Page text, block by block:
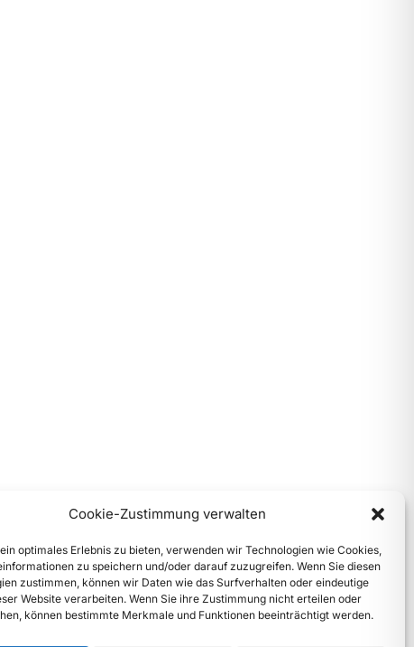
Cookie-Zustimmung verwalten
optimales Erlebnis zu bieten, verwenden wir Technologien wie Cookies,
zu speichern und/oder darauf zuzugreifen. Wenn Sie diesen
zustimmen, können wir Daten wie das Surfverhalten oder eindeutige
Website verarbeiten. Wenn Sie ihre Zustimmung nicht erteilen oder
können bestimmte Merkmale und Funktionen beeinträchtigt werden.